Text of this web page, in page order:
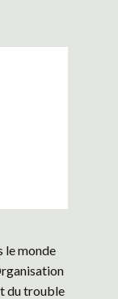
le monde
du trouble